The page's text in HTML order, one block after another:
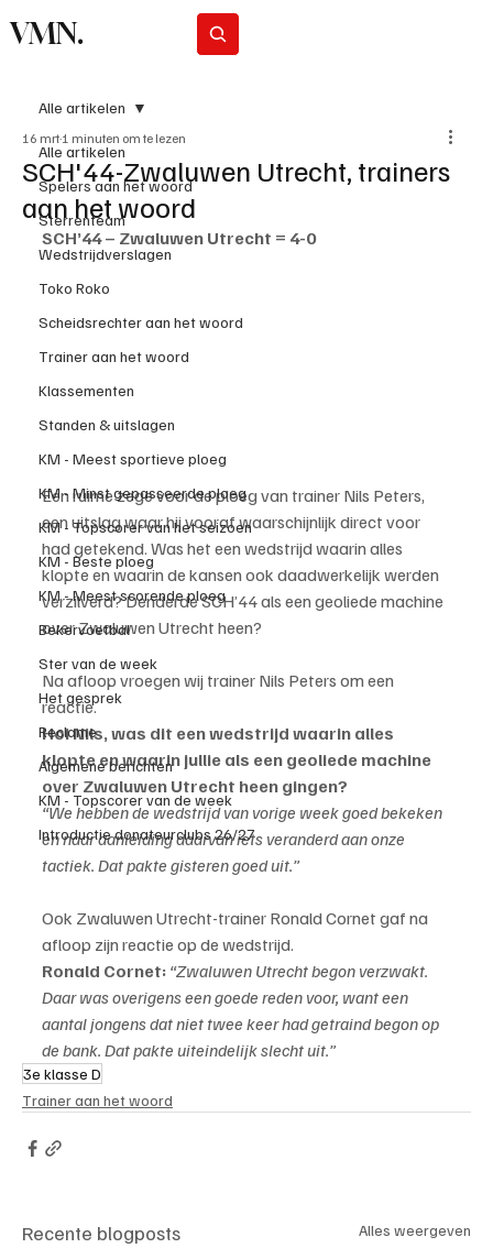
VMN.
Alle artikelen
Spelers aan het woord
Sterrenteam
Wedstrijdverslagen
Toko Roko
Scheidsrechter aan het woord
Trainer aan het woord
Klassementen
Standen & uitslagen
KM - Meest sportieve ploeg
KM - Minst gepasseerde ploeg
KM - Topscorer van het seizoen
KM - Beste ploeg
KM - Meest scorende ploeg
Bekervoetbal
Ster van de week
Het gesprek
Reclame
Algemene berichten
KM - Topscorer van de week
Introductie donateurclubs 26/27
Alle artikelen
SCH'44-Zwaluwen Utrecht, trainers
aan het woord
16 mrt 1 minuten om te lezen
SCH’44 – Zwaluwen Utrecht = 4-0
Een ruime zege voor de ploeg van trainer Nils Peters,
een uitslag waar hij vooraf waarschijnlijk direct voor
had getekend. Was het een wedstrijd waarin alles
klopte en waarin de kansen ook daadwerkelijk werden
verzilverd? Denderde SCH’44 als een geoliede machine
over Zwaluwen Utrecht heen?
Na afloop vroegen wij trainer Nils Peters om een
reactie.
Hoi Nils, was dit een wedstrijd waarin alles
klopte en waarin jullie als een geoliede machine
over Zwaluwen Utrecht heen gingen?
“We hebben de wedstrijd van vorige week goed bekeken
en naar aanleiding daarvan iets veranderd aan onze
tactiek. Dat pakte gisteren goed uit.”
Ook Zwaluwen Utrecht-trainer Ronald Cornet gaf na
afloop zijn reactie op de wedstrijd.
Ronald Cornet: “Zwaluwen Utrecht begon verzwakt.
Daar was overigens een goede reden voor, want een
aantal jongens dat niet twee keer had getraind begon op
de bank. Dat pakte uiteindelijk slecht uit.”
3e klasse D
Trainer aan het woord
Recente blogposts Alles weergeven